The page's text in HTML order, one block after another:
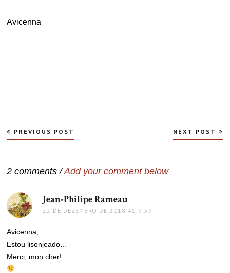
Avicenna
Navegação
de
PREVIOUS POST NEXT POST
2 comments /Add your comment below
Jean-Philipe Rameau
22 DE DEZEMBRO DE 2018 ÀS 9:59
Avicenna,
Estou lisonjeado…
Merci, mon cher!